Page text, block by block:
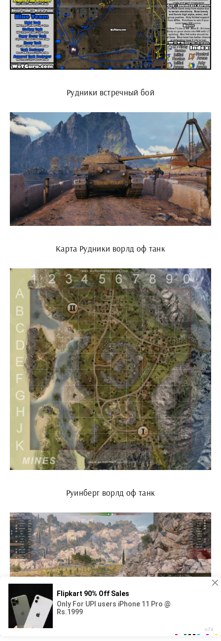
Рудники встречный бой
Карта Рудники ворлд оф танк
Руинберг ворлд оф танк